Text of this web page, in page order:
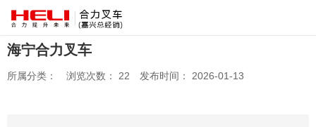
海宁合力叉车
所属分类： 浏览次数： 22 发布时间： 2026-01-13